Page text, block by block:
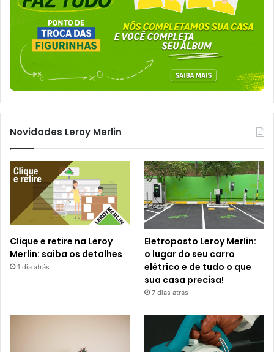
Novidades Leroy Merlin
Clique e retire na Leroy
Merlin: saiba os detalhes
1 dia atrás
Eletroposto Leroy Merlin:
o lugar do seu carro
elétrico e de tudo o que
sua casa precisa!
7 dias atrás